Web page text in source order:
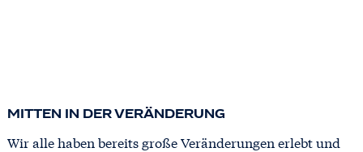
MITTEN IN DER VERÄNDERUNG
Wir alle haben bereits große Veränderungen erlebt und